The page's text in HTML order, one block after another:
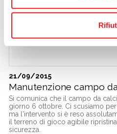
21/09/2015
Manutenzione campo
Si comunica che il campo da
giorno 6 ottobre. Ci scusiamo
ma l'intervento si è reso
il terreno di gioco agibile
sicurezza.